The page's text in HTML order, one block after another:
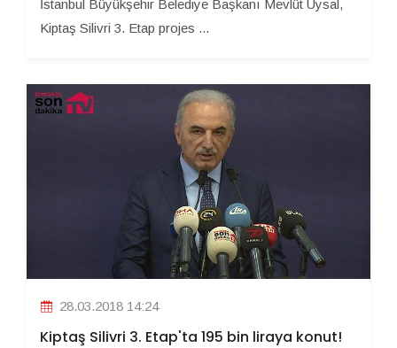
İstanbul Büyükşehir Belediye Başkanı Mevlüt Uysal,
Kiptaş Silivri 3. Etap projes ...
28.03.2018 14:24
Kiptaş Silivri 3. Etap'ta 195 bin liraya konut!